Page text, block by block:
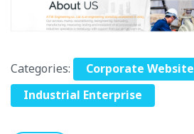
Categories:
Corporate Website
Industrial Enterprise